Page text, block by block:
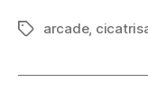
Étiquettes
arcade,